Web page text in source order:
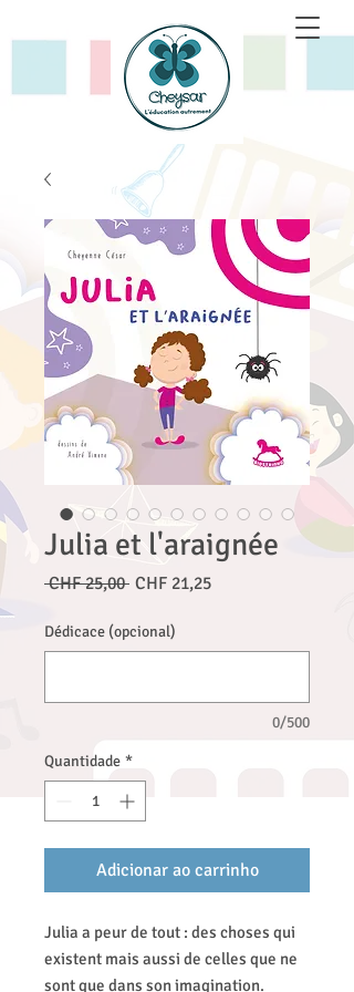
Julia et l'araignée
CHF 25,00 Preço
CHF 21,25Preço
Dédicace (opcional)
0/500
Quantidade *
Adicionar ao carrinho
Julia a peur de tout : des choses qui
existent mais aussi de celles que ne
sont que dans son imagination.